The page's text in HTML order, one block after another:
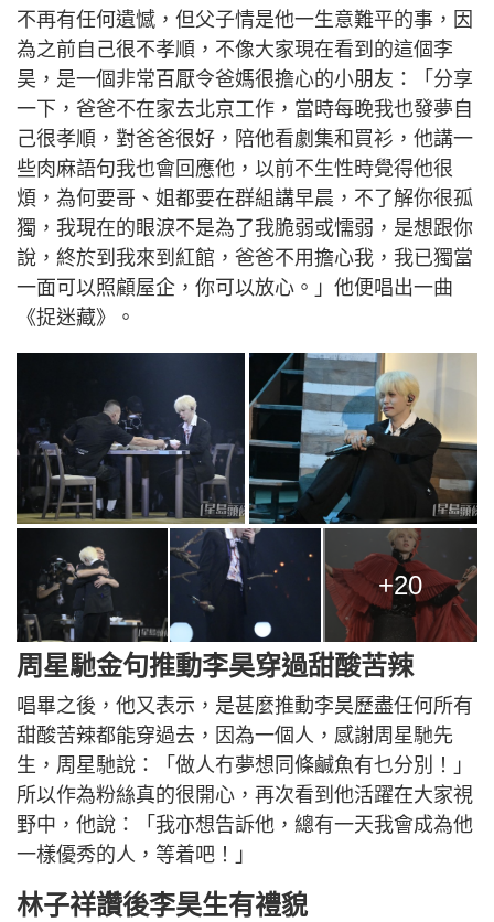
不再有任何遺憾，但父子情是他一生意難平的事，因
為之前自己很不孝順，不像大家現在看到的這個李
昊，是一個非常百厭令爸媽很擔心的小朋友：「分享
一下，爸爸不在家去北京工作，當時每晚我也發夢自
己很孝順，對爸爸很好，陪他看劇集和買衫，他講一
些肉麻語句我也會回應他，以前不生性時覺得他很
煩，為何要哥、姐都要在群組講早晨，不了解你很孤
獨，我現在的眼淚不是為了我脆弱或懦弱，是想跟你
說，終於到我來到紅館，爸爸不用擔心我，我已獨當
一面可以照顧屋企，你可以放心。」他便唱出一曲
《捉迷藏》。
+20
周星馳金句推動李昊穿過甜酸苦辣
唱畢之後，他又表示，是甚麼推動李昊歷盡任何所有
甜酸苦辣都能穿過去，因為一個人，感謝周星馳先
生，周星馳說：「做人冇夢想同條鹹魚有乜分別！」
所以作為粉絲真的很開心，再次看到他活躍在大家視
野中，他說：「我亦想告訴他，總有一天我會成為他
一樣優秀的人，等着吧！」
林子祥讚後李昊生有禮貌